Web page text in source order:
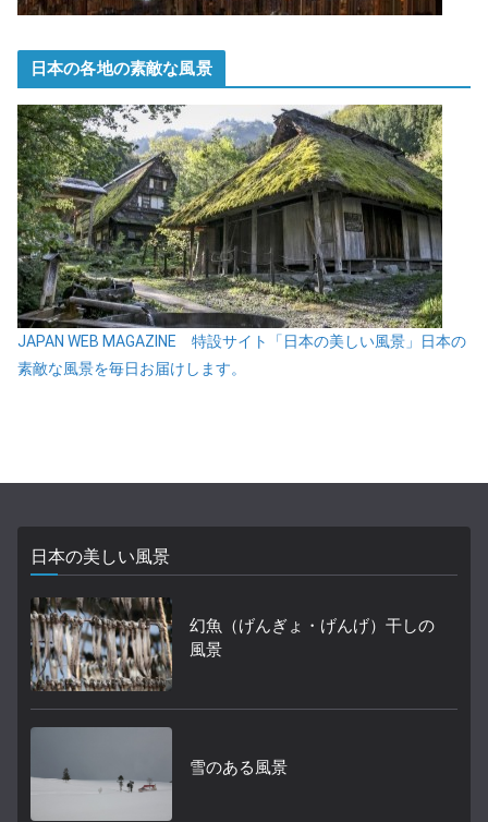
日本の各地の素敵な風景
JAPAN WEB MAGAZINE 特設サイト「日本の美しい風景」日本の
素敵な風景を毎日お届けします。
日本の美しい風景
幻魚（げんぎょ・げんげ）干しの
風景
雪のある風景